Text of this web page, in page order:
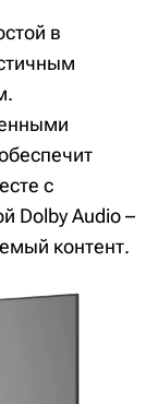
в
с
Dolby Audio –
контент.